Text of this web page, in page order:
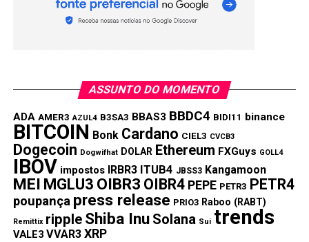
ASSUNTO DO MOMENTO
ADA AMER3 AZUL4 B3SA3 BBAS3 BBDC4 BIDI11 binance
BITCOIN Bonk Cardano CIEL3 CVCB3
Dogecoin Dogwifhat DOLAR Ethereum FXGuys GOLL4
IBOV impostos IRBR3 ITUB4 JBSS3 Kangamoon
MEI MGLU3 OIBR3 OIBR4 PEPE PETR3 PETR4
poupança press release PRIO3 Raboo (RABT)
Remittix ripple Shiba Inu Solana Sui trends
VALE3 VVAR3 XRP